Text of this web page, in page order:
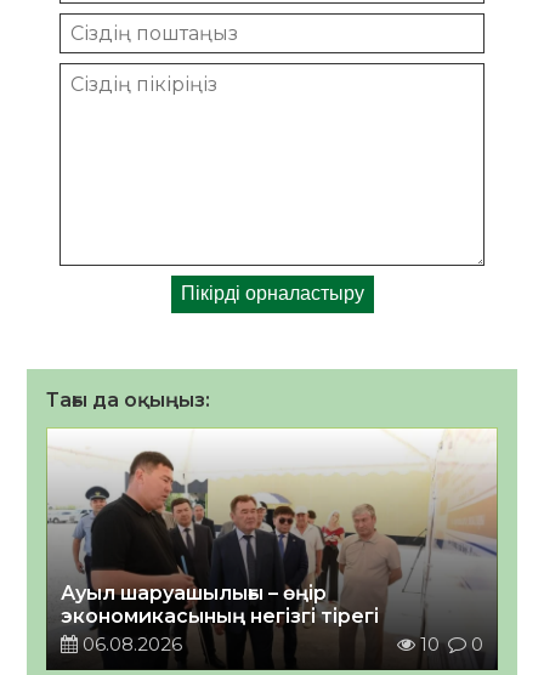
Тағы да оқыңыз:
Ауыл шаруашылығы – өңір
экономикасының негізгі тірегі
06.08.2026
10 0